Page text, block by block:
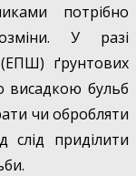
потрібно
У разі
ґрунтових
висадкою бульб
чи обробляти
слід приділити